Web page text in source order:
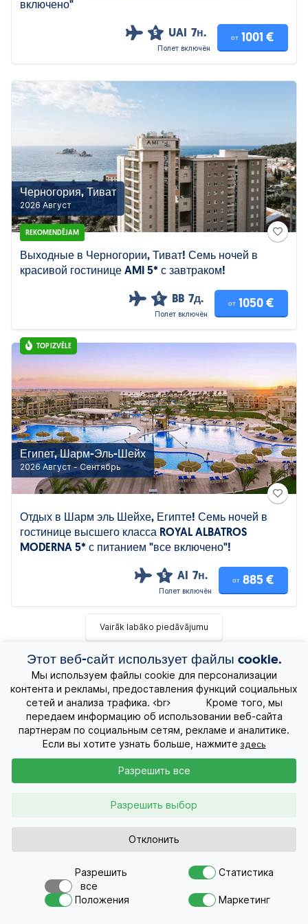
включено"
5 UAI 7н.
Полет включён
от 1001 €
Черногория, Тиват
2026 Август
REKOMENDĒJAM
Выходные в Черногории, Тиват! Семь ночей в
красивой гостинице AMI 5* с завтраком!
5 BB 7д.
Полет включён
от 1050 €
TOP IZVĒLE
Египет, Шарм-Эль-Шейх
2026 Август - Сентябрь
Отдых в Шарм эль Шейхе, Египте! Семь ночей в
гостинице высшего класса ROYAL ALBATROS
MODERNA 5* с питанием "все включено"!
5 AI 7н.
Полет включён
от 885 €
Vairāk labāko piedāvājumu
Отдых ONLINE
Экскурсионные путешествия
Экзотические путешествия
Круизы
Контакты
Хотите в путешествие ?
Пришлите нам запрос
Этот веб-сайт использует файлы cookie.
Мы используем файлы cookie для персонализации
контента и рекламы, предоставления функций социальных
сетей и анализа трафика. <br> Кроме того, мы
передаем информацию об использовании веб-сайта
партнерам по социальным сетям, рекламе и аналитике.
Если вы хотите узнать больше, нажмите здесь
Отклонить
Разрешить выбор
Разрешить все
Разрешить
все
Статистика
Положения Маркетинг